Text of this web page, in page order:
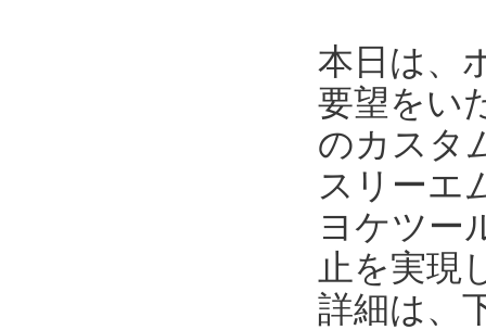
本日は、
要望をい
のカスタ
スリーエ
ヨケツー
止を実現
詳細は、